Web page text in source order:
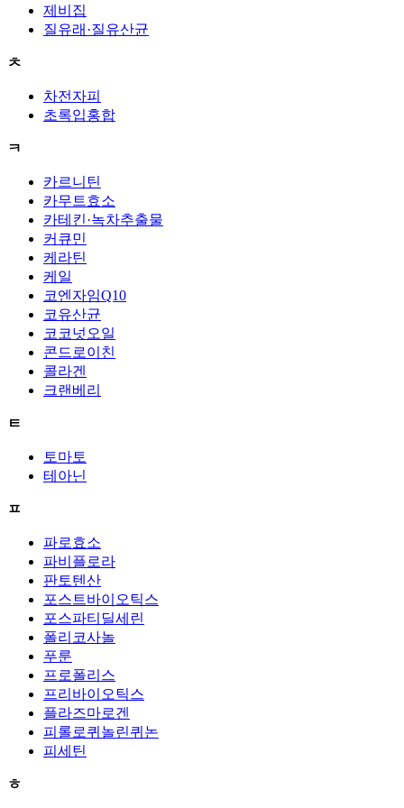
제비집
질유래·질유산균
ㅊ
차전자피
초록입홍합
ㅋ
카르니틴
카무트효소
카테킨·녹차추출물
커큐민
케라틴
케일
코엔자임Q10
코유산균
코코넛오일
콘드로이친
콜라겐
크랜베리
ㅌ
토마토
테아닌
ㅍ
파로효소
파비플로라
판토텐산
포스트바이오틱스
포스파티딜세린
폴리코사놀
푸룬
프로폴리스
프리바이오틱스
플라즈마로겐
피롤로퀴놀린퀴논
피세틴
ㅎ